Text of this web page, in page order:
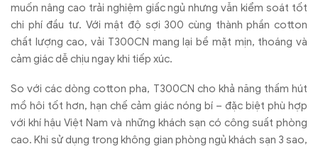
muốn nâng cao trải nghiệm giấc ngủ nhưng vẫn kiểm soát tốt
chi phí đầu tư. Với mật độ sợi 300 cùng thành phần cotton
chất lượng cao, vải T300CN mang lại bề mặt mịn, thoáng và
cảm giác dễ chịu ngay khi tiếp xúc.
So với các dòng cotton pha, T300CN cho khả năng thấm hút
mồ hôi tốt hơn, hạn chế cảm giác nóng bí – đặc biệt phù hợp
với khí hậu Việt Nam và những khách sạn có công suất phòng
cao. Khi sử dụng trong không gian phòng ngủ khách sạn 3 sao,